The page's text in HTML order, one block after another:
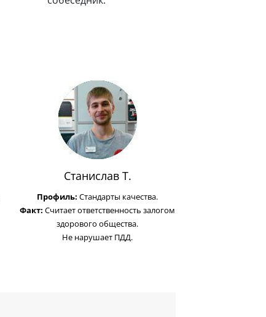
Станислав Т.
Профиль: Стандарты качества.
Факт: Считает ответственность залогом
здорового общества.
Не нарушает ПДД.